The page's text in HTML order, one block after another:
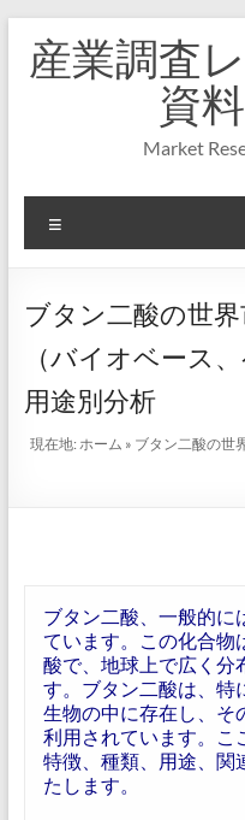
キ
プ
産業調査
資
Market
ニ
ー
ブタン二酸の世
（バイオベース
用途別分析
現在地:ホーム » ブタン二酸の世
ブタン二酸、一般的に
ています。この化合物
酸で、地球上で広く分
す。ブタン二酸は、特
生物の中に存在し、そ
利用されています。こ
特徴、種類、用途、関
たします。